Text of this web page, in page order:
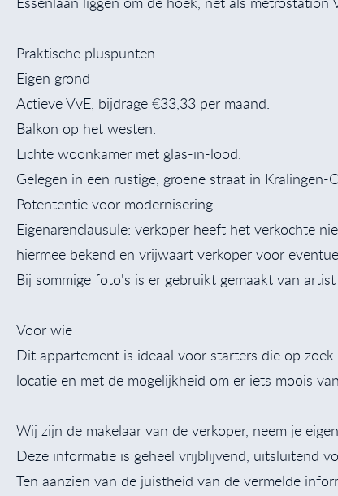
Praktische pluspunten
Eigen grond
Actieve VvE, bijdrage €33,33 per maand.
Balkon op het westen.
Lichte woonkamer met glas-in-lood.
Gelegen in een rustige, groene straat in Kralingen-
Potententie voor modernisering.
Eigenarenclausule: verkoper heeft het verkochte
hiermee bekend en vrijwaart verkoper voor
Bij sommige foto's is er gebruikt gemaakt van artist
Voor wie
Dit appartement is ideaal voor starters die op
locatie en met de mogelijkheid om er iets moois
Wij zijn de makelaar van de verkoper, neem je
Deze informatie is geheel vrijblijvend, uitsluitend
Ten aanzien van de juistheid van de vermelde